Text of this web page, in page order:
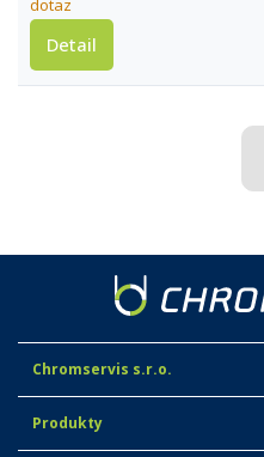
dotaz
Detail
Chromservis s.r.o.
Produkty